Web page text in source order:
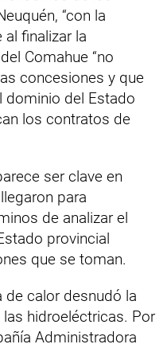
“con la
al finalizar la
Comahue “no
concesiones y que
dominio del Estado
los contratos de
ser clave en
para
de analizar el
provincial
que se toman.
de calor desnudó la
hidroeléctricas. Por
Administradora